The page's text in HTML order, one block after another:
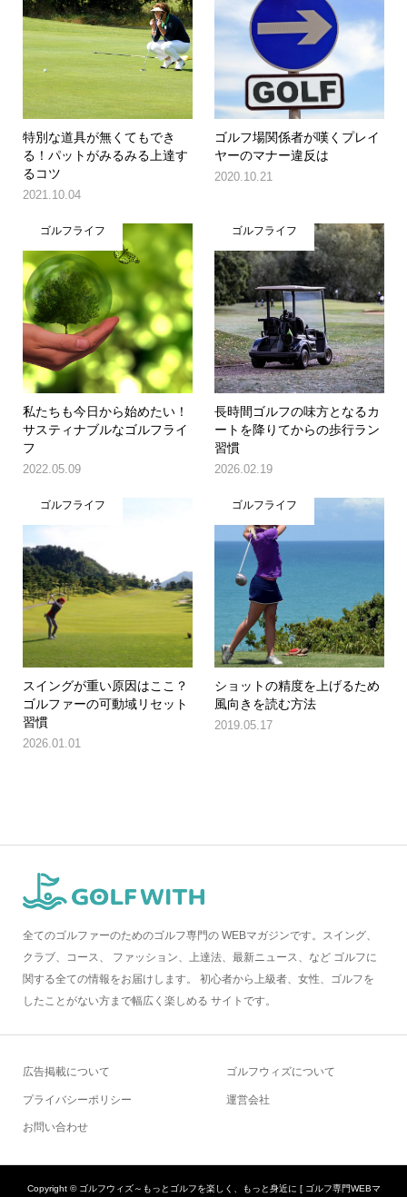
特別な道具が無くてもでき
る！パットがみるみる上達す
るコツ
2021.10.04
ゴルフ場関係者が嘆くプレイ
ヤーのマナー違反は
2020.10.21
ゴルフライフ
私たちも今日から始めたい！
サスティナブルなゴルフライ
フ
2022.05.09
ゴルフライフ
長時間ゴルフの味方となるカ
ートを降りてからの歩行ラン
習慣
2026.02.19
ゴルフライフ
スイングが重い原因はここ？
ゴルファーの可動域リセット
習慣
2026.01.01
ゴルフライフ
ショットの精度を上げるため
風向きを読む方法
2019.05.17
全てのゴルファーのためのゴルフ専門の WEBマガジンです。スイング、
クラブ、コース、 ファッション、上達法、最新ニュース、など ゴルフに
関する全ての情報をお届けします。 初心者から上級者、女性、ゴルフを
したことがない方まで幅広く楽しめる サイトです。
広告掲載について
プライバシーポリシー
お問い合わせ
ゴルフウィズについて
運営会社
Copyright ©ゴルフウィズ～もっとゴルフを楽しく、もっと身近に [ ゴルフ専門WEBマ